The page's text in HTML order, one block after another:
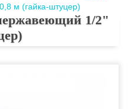
м (гайка-штуцер)
1/2"